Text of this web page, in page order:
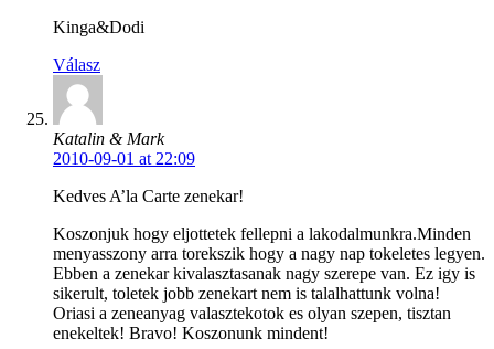
Kinga&Dodi
Válasz
Katalin & Mark
2010-09-01 at 22:09
Kedves A’la Carte zenekar!
Koszonjuk hogy eljottetek fellepni a lakodalmunkra.Minden
menyasszony arra torekszik hogy a nagy nap tokeletes legyen.
Ebben a zenekar kivalasztasanak nagy szerepe van. Ez igy is
sikerult, toletek jobb zenekart nem is talalhattunk volna!
Oriasi a zeneanyag valasztekotok es olyan szepen, tisztan
enekeltek! Bravo! Koszonunk mindent!